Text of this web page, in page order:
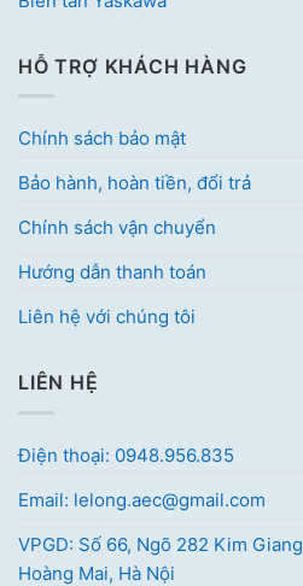
HỖ TRỢ KHÁCH HÀNG
Chính sách bảo mật
Bảo hành, hoàn tiền, đổi trả
Chính sách vận chuyển
Hướng dẫn thanh toán
Liên hệ với chúng tôi
LIÊN HỆ
Điện thoại: 0948.956.835
Email: lelong.aec@gmail.com
VPGD: Số 66, Ngõ 282 Kim
Hoàng Mai, Hà Nội